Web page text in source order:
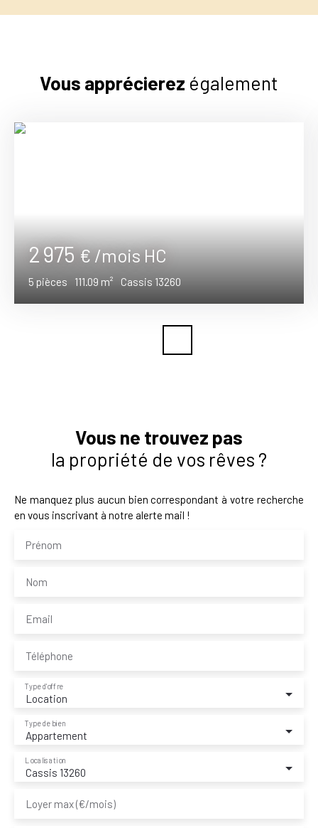
Vous apprécierez également
2 975€ /mois HC
5 pièces 111.09 m² Cassis 13260
Vous ne trouvez pas
la propriété de vos rêves ?
Ne manquez plus aucun bien correspondant à votre recherche
en vous inscrivant à notre alerte mail !
Prénom
Nom
Email
Téléphone
Location
Type d'offre
Appartement
Type de bien
Cassis 13260
Localisation
Loyer max (€/mois)